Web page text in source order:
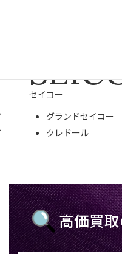
セイコー
グランドセイコー
クレドール
高価買